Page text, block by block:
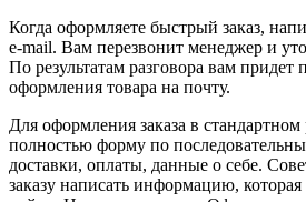
Когда оформляете быстрый заказ,
e-mail. Вам перезвонит менеджер и
По результатам разговора вам придет
оформления товара на почту.
Для оформления заказа в
полностью форму по
доставки, оплаты, данные о себе.
заказу написать информацию,